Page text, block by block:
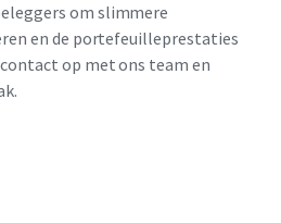
om slimmere
en de portefeuilleprestaties
op met ons team en